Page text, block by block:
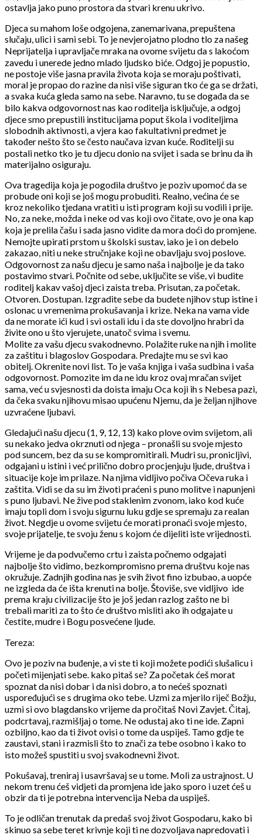
ostavlja jako puno prostora da stvari krenu ukrivo.
Djeca su mahom loše odgojena, zanemarivana, prepuštena
slučaju, ulici i sami sebi. To je nevjerojatno plodno tlo za našeg
Neprijatelja i upravljače mraka na ovome svijetu da s lakoćom
zavedu i unerede jedno mlado ljudsko biće. Odgoj je popustio,
ne postoje više jasna pravila života koja se moraju poštivati,
moral je propao do razine da nisi više siguran tko će ga se držati,
a svaka kuća gleda samo na sebe. Naravno, tu se događa da se
bilo kakva odgovornost nas kao roditelja isključuje, a odgoj
djece smo prepustili institucijama poput škola i voditeljima
slobodnih aktivnosti, a vjera kao fakultativni predmet je
također nešto što se često naučava izvan kuće. Roditelji su
postali netko tko je tu djecu donio na svijet i sada se brinu da ih
materijalno osiguraju.
Ova tragedija koja je pogodila društvo je poziv upomoć da se
probude oni koji se još mogu probuditi. Realno, većina će se
kroz nekoliko tjedana vratiti u isti program koji su vodili i prije.
No, za neke, možda i neke od vas koji ovo čitate, ovo je ona kap
koja je prelila čašu i sada jasno vidite da mora doći do promjene.
Nemojte upirati prstom u školski sustav, iako je i on debelo
zakazao, niti u neke stručnjake koji ne obavljaju svoj poslove.
Odgovornost za našu djecu je samo naša i najbolje je da tako
postavimo stvari. Počnite od sebe, uključite se više, vi budite
roditelj kakav vašoj djeci zaista treba. Prisutan, za početak.
Otvoren. Dostupan. Izgradite sebe da budete njihov stup istine i
oslonac u vremenima prokušavanja i krize. Neka na vama vide
da ne morate ići kud i svi ostali idu i da ste dovoljno hrabri da
živite ono u što vjerujete, unatoč svima i svemu.
Molite za vašu djecu svakodnevno. Polažite ruke na njih i molite
za zaštitu i blagoslov Gospodara. Predajte mu se svi kao
obitelj. Okrenite novi list. To je vaša knjiga i vaša sudbina i vaša
odgovornost. Pomozite im da ne idu kroz ovaj mračan svijet
sama, već u svjesnosti da doista imaju Oca koji ih s Nebesa pazi,
da čeka svaku njihovu misao upućenu Njemu, da je željan njihove
uzvraćene ljubavi.
Gledajući našu djecu (1, 9, 12, 13) kako plove ovim svijetom, ali
su nekako jedva okrznuti od njega – pronašli su svoje mjesto
pod suncem, bez da su se kompromitirali. Mudri su, pronicljivi,
odgajani u istini i već prilično dobro procjenjuju ljude, društva i
situacije koje im prilaze. Na njima vidljivo počiva Očeva ruka i
zaštita. Vidi se da su im životi praćeni s puno molitve i napunjeni
s puno ljubavi. Ne žive pod staklenim zvonom, iako kod kuće
imaju topli dom i svoju sigurnu luku gdje se spremaju za realan
život. Negdje u ovome svijetu će morati pronaći svoje mjesto,
svoje prijatelje, te svoju ženu s kojom će dijeliti iste vrijednosti.
Vrijeme je da podvučemo crtu i zaista počnemo odgajati
najbolje što vidimo, bezkompromisno prema društvu koje nas
okružuje. Zadnjih godina nas je svih život fino izbubao, a uopće
ne izgleda da će išta krenuti na bolje. Štoviše, sve vidljivo ide
prema kraju civilizacije što je još jedan razlog zašto ne bi
trebali mariti za to što će društvo misliti ako ih odgajate u
čestite, mudre i Bogu posvećene ljude.
Tereza:
Ovo je poziv na buđenje, a vi ste ti koji možete podići slušalicu i
početi mijenjati sebe. kako pitaš se? Za početak ćeš morat
spoznat da nisi dobar i da nisi dobro, a to nećeš spoznati
uspoređujući se s drugima oko tebe. Uzmi za mjerilo riječ Božju,
uzmi si ovo blagdansko vrijeme da pročitaš Novi Zavjet. Čitaj,
podcrtavaj, razmišljaj o tome. Ne odustaj ako ti ne ide. Zapni
ozbiljno, kao da ti život ovisi o tome da uspiješ. Tamo gdje te
zaustavi, stani i razmisli što to znači za tebe osobno i kako to
isto možeš spustiti u svoj svakodnevni život.
Pokušavaj, treniraj i usavršavaj se u tome. Moli za ustrajnost. U
nekom trenu ćeš vidjeti da promjena ide jako sporo i uzet ćeš u
obzir da ti je potrebna intervencija Neba da uspiješ.
To je odličan trenutak da predaš svoj život Gospodaru, kako bi
skinuo sa sebe teret krivnje koji ti ne dozvoljava napredovati i